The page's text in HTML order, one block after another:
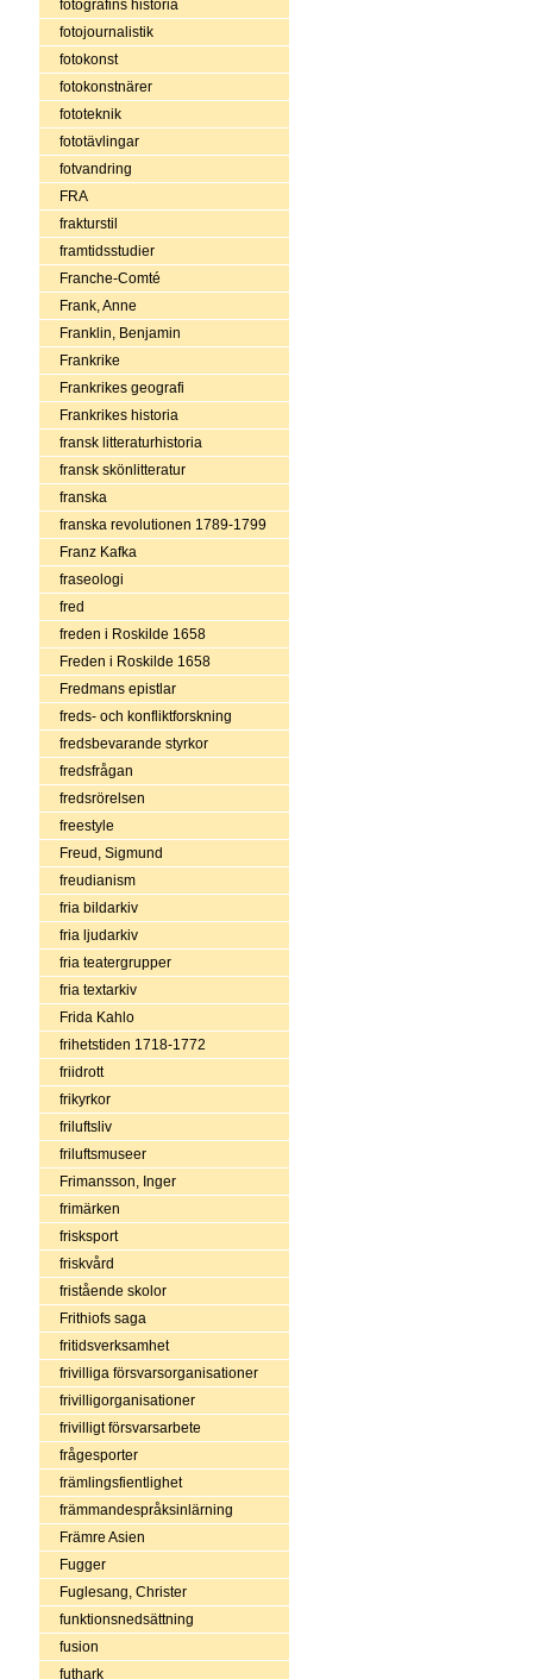
fotografins historia
fotojournalistik
fotokonst
fotokonstnärer
fototeknik
fototävlingar
fotvandring
FRA
frakturstil
framtidsstudier
Franche-Comté
Frank, Anne
Franklin, Benjamin
Frankrike
Frankrikes geografi
Frankrikes historia
fransk litteraturhistoria
fransk skönlitteratur
franska
franska revolutionen 1789-1799
Franz Kafka
fraseologi
fred
freden i Roskilde 1658
Freden i Roskilde 1658
Fredmans epistlar
freds- och konfliktforskning
fredsbevarande styrkor
fredsfrågan
fredsrörelsen
freestyle
Freud, Sigmund
freudianism
fria bildarkiv
fria ljudarkiv
fria teatergrupper
fria textarkiv
Frida Kahlo
frihetstiden 1718-1772
friidrott
frikyrkor
friluftsliv
friluftsmuseer
Frimansson, Inger
frimärken
frisksport
friskvård
fristående skolor
Frithiofs saga
fritidsverksamhet
frivilliga försvarsorganisationer
frivilligorganisationer
frivilligt försvarsarbete
frågesporter
främlingsfientlighet
främmandespråksinlärning
Främre Asien
Fugger
Fuglesang, Christer
funktionsnedsättning
fusion
futhark